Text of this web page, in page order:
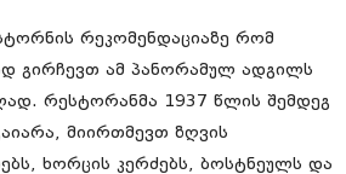
რეკომენდაციაზე რომ
გირჩევთ ამ პანორამულ ადგილს
რესტორანმა 1937 წლის შემდეგ
მიირთმევთ ზღვის
ხორცის კერძებს, ბოსტნეულს და